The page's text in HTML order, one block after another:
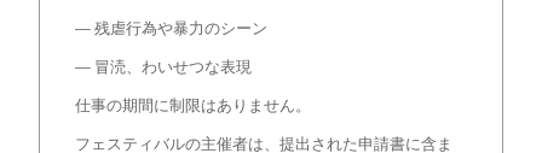
— 残虐行為や暴力のシーン
— 冒涜、わいせつな表現
仕事の期間に制限はありません。
フェスティバルの主催者は、提出された申請書に含ま